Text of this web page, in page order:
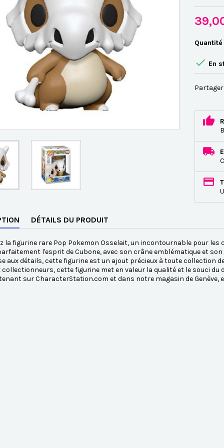
Quantité
 En
Partager
DÉTAILS DU PRODUIT
la figurine rare Pop Pokemon Osselait, un incontournable pour les
l'esprit de Cubone, avec son crâne emblématique et
aux détails, cette figurine est un ajout précieux à toute collection
collectionneurs, cette figurine met en valeur la qualité et le souci
sur CharacterStation.com et dans notre magasin de Genève,